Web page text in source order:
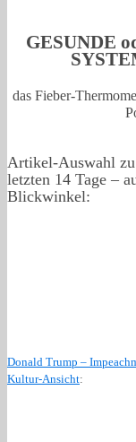
GESUNDE
das Fieber-
Artikel-Auswahl zu
letzten 14 Tage –
Blickwinkel:
Donald Trump –
Kultur-Ansicht: